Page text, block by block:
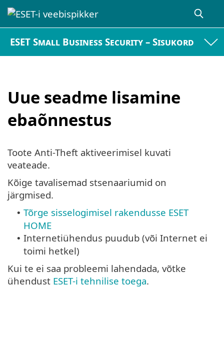
ESET Small Business Security – Sisukord
Uue seadme lisamine
ebaõnnestus
Toote Anti-Theft aktiveerimisel kuvati
veateade.
Kõige tavalisemad stsenaariumid on
järgmised.
• Tõrge sisselogimisel rakendusse ESET
HOME
• Internetiühendus puudub (või Internet ei
toimi hetkel)
Kui te ei saa probleemi lahendada, võtke
ühendust ESET-i tehnilise toega.